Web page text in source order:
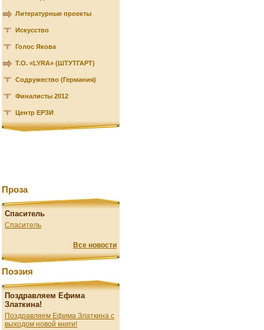
Литературные проекты
Искусство
Голос Якова
Т.О. «LYRA» (ШТУТГАРТ)
Содружество (Германия)
Финалисты 2012
Центр ЕРЗИ
Проза
Спаситель
Спаситель
Все новости
Поэзия
Поздравляем Ефима
Златкина!
Поздравляем Ефима Златкина с
выходом новой книги!